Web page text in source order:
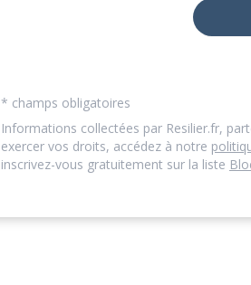
* champs obligatoires
Informations collectées par Resilier.fr,
exercer vos droits, accédez à notre
inscrivez-vous gratuitement sur la liste